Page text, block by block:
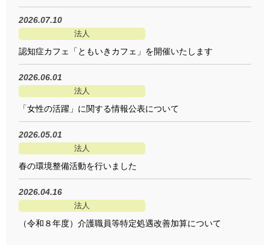
2026.07.10
法人
認知症カフェ「ともいきカフェ」を開催いたします
2026.06.01
法人
「女性の活躍」に関する情報公表について
2026.05.01
法人
春の環境整備活動を行いました
2026.04.16
法人
（令和８年度）介護職員等特定処遇改善加算について